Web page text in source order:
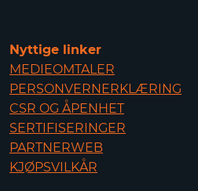
Nyttige linker
MEDIEOMTALER
PERSONVERNERKLÆRING
CSR OG ÅPENHET
SERTIFISERINGER
PARTNERWEB
KJØPSVILKÅR